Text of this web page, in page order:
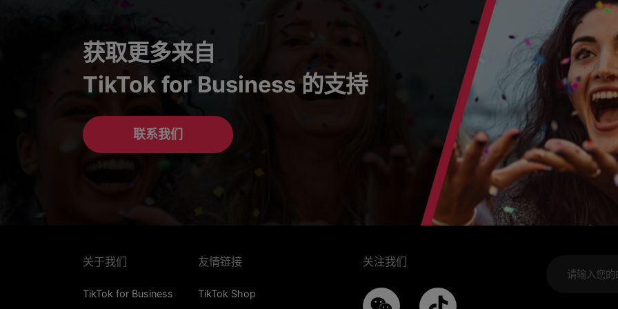
获取更多来自
TikTok for Business 的支持
联系我们
关于我们
TikTok for Business
友情链接
TikTok Shop
关注我们